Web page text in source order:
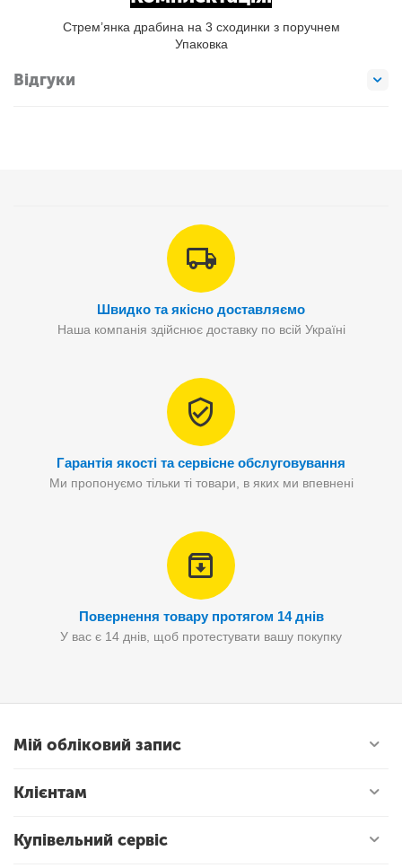
Стрем’янка драбина на 3 сходинки з поручнем
Упаковка
Відгуки
Швидко та якісно доставляємо
Наша компанія здійснює доставку по всій Україні
Гарантія якості та сервісне обслуговування
Ми пропонуємо тільки ті товари, в яких ми впевнені
Повернення товару протягом 14 днів
У вас є 14 днів, щоб протестувати вашу покупку
Мій обліковий запис
Клієнтам
Купівельний сервіс